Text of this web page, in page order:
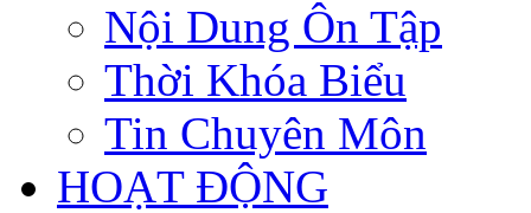
Nội Dung Ôn Tập
Thời Khóa Biểu
Tin Chuyên Môn
HOẠT ĐỘNG